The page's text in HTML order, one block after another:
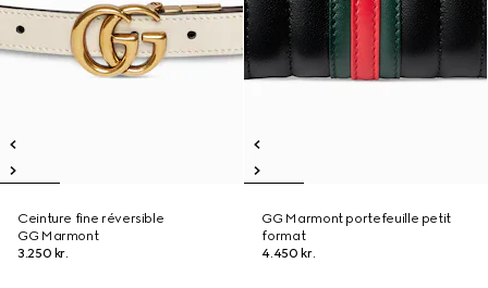
Ceinture fine réversible
GG Marmont
3.250 kr.
GG Marmont portefeuille petit
format
4.450 kr.